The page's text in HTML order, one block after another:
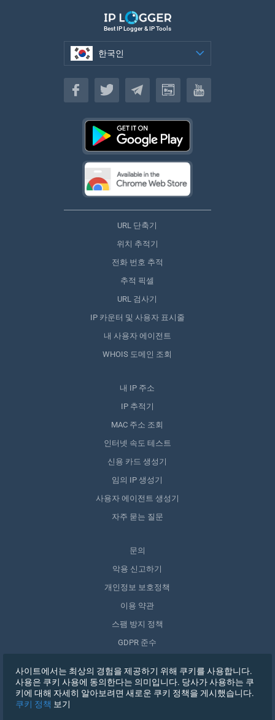
Best IP Logger & IP Tools
한국인
한국인
URL 단축기
위치 추적기
전화 번호 추적
추적 픽셀
URL 검사기
IP 카운터 및 사용자 표시줄
내 사용자 에이전트
WHOIS 도메인 조회
내 IP 주소
IP 추적기
MAC 주소 조회
인터넷 속도 테스트
신용 카드 생성기
임의 IP 생성기
사용자 에이전트 생성기
자주 묻는 질문
문의
악용 신고하기
개인정보 보호정책
이용 약관
스팸 방지 정책
GDPR 준수
동의 철회
사이트에서는 최상의 경험을 제공하기 위해 쿠키를 사용합니다.
사용은 쿠키 사용에 동의한다는 의미입니다. 당사가 사용하는 쿠
키에 대해 자세히 알아보려면 새로운 쿠키 정책을 게시했습니다.
쿠키 정책 보기